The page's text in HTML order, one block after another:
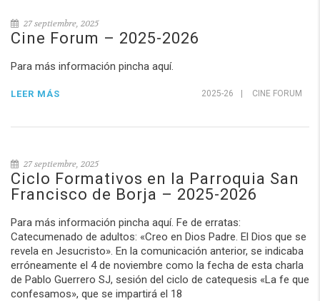
27 septiembre, 2025
Cine Forum – 2025-2026
Para más información pincha aquí.
2025-26 CINE FORUM
LEER MÁS
27 septiembre, 2025
Ciclo Formativos en la Parroquia San
Francisco de Borja – 2025-2026
Para más información pincha aquí. Fe de erratas:
Catecumenado de adultos: «Creo en Dios Padre. El Dios que se
revela en Jesucristo». En la comunicación anterior, se indicaba
erróneamente el 4 de noviembre como la fecha de esta charla
de Pablo Guerrero SJ, sesión del ciclo de catequesis «La fe que
confesamos», que se impartirá el 18